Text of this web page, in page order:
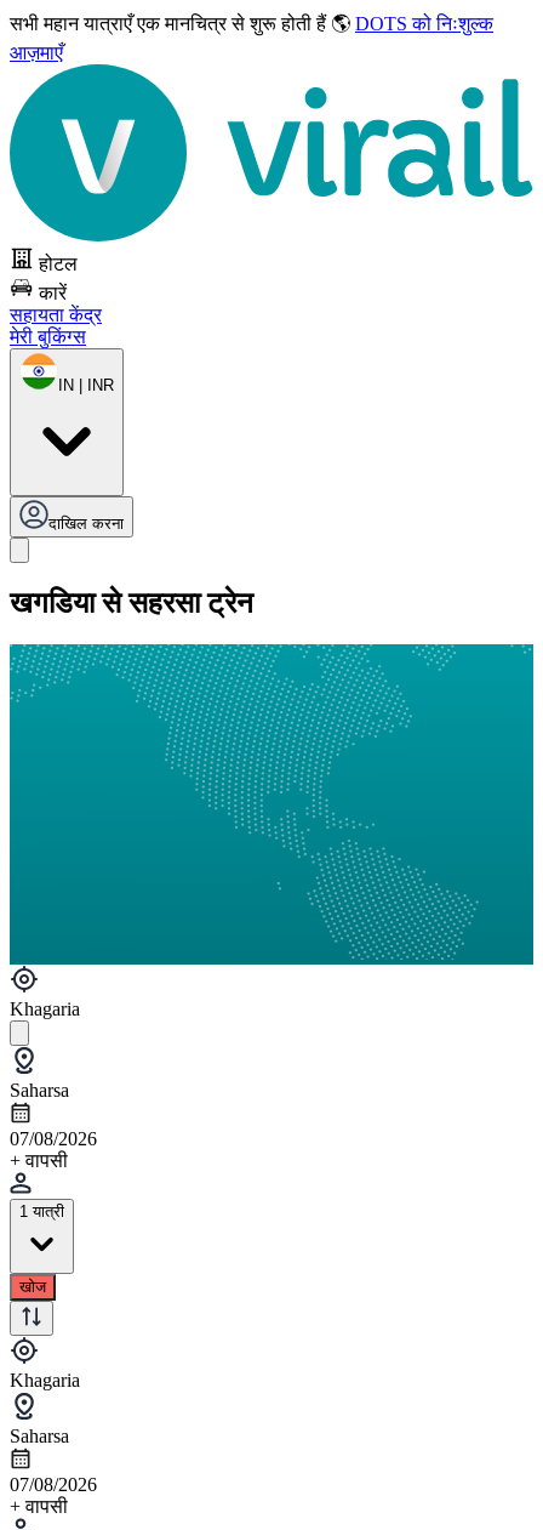
सभी महान यात्राएँएक मानचित्र से शुरू होती हैं 🌎 DOTS को निःशुल्क
आज़माएँ
होटल
कारें
सहायता केंद्र
मेरी बुकिंग्स
IN | INR
दाखिल करना
खगडिया से सहरसा ट्रेन
Khagaria
Saharsa
07/08/2026
+ वापसी
1 यात्री
खोज
Khagaria
Saharsa
07/08/2026
+ वापसी